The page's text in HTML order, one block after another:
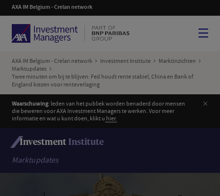
AXA IM Belgium - Crelan network
AXA IM Belgium - Crelan network Investment Institute
Marktinzichten
Marktupdates
Twee minuten om bij te blijven: Fed houdt rente stabiel, China en Bank of
England kiezen voor renteverlaging
Waarschuwing: leden van het publiek worden benaderd door mensen
die beweren voor AXA Investment Managers te werken. Voor meer
informatie en wat u kunt doen, klikt u hier.
Investment Institute
Marktupdates